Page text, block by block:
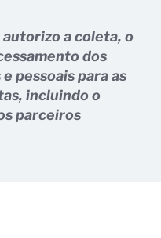
a coleta, o
dos
pessoais para as
incluindo o
parceiros